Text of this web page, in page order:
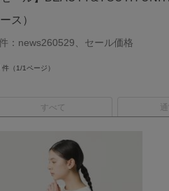
ス）
： news260529、セール価格
件（1/1ページ）
すべて